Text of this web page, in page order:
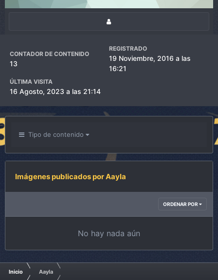
CONTADOR DE CONTENIDO
13
REGISTRADO
19 Noviembre, 2016 a las
16:21
ÚLTIMA VISITA
16 Agosto, 2023 a las 21:14
Tipo de contenido
Imágenes publicados por Aayla
ORDENAR POR
No hay nada aún
Inicio Aayla